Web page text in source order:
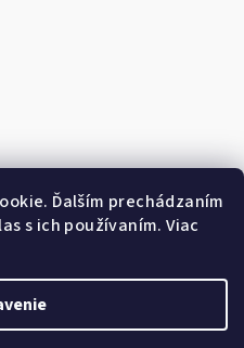
Ďalším prechádzaním
s ich používaním. Viac